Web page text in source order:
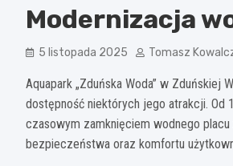
Modernizacja
5 listopada 2025 Tomasz
Aquapark „Zduńska Woda” w Zduńskiej
dostępność niektórych jego atrakcji.
czasowym zamknięciem wodnego
bezpieczeństwa oraz komfortu